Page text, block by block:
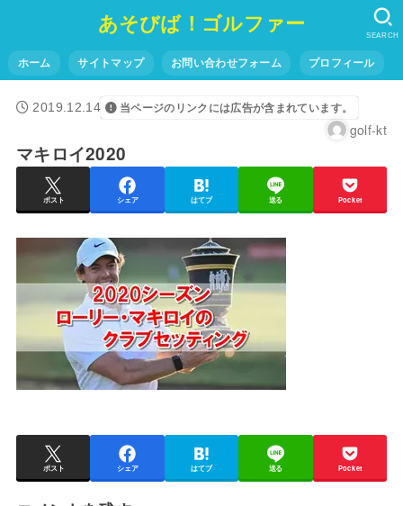
あそびば！ゴルファー
ホーム サイトマップ お問い合わせフォーム プロフィール
SEARCH
2019.12.14 当ページのリンクには広告が含まれています。
golf-kt
マキロイ2020
ポスト シェア はてブ 送る Pocket
ポスト シェア はてブ 送る Pocket